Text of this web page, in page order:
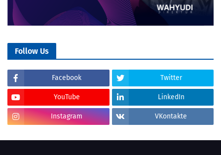
Follow Us
Facebook Twitter
YouTube LinkedIn
Instagram VKontakte